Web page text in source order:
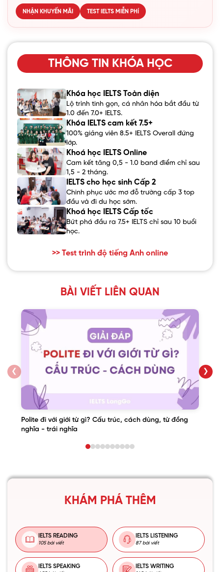
NHẬN KHUYẾN MÃI TEST IELTS MIỄN PHÍ
THÔNG TIN KHÓA HỌC
Khóa học IELTS Toàn diện
Lộ trình tinh gọn, cá nhân hóa bắt đầu từ
1.0 đến 7.0+ IELTS.
Khóa IELTS cam kết 7.5+
100% giảng viên 8.5+ IELTS Overall đứng
lớp.
Khoá học IELTS Online
Cam kết tăng 0,5 - 1.0 band điểm chỉ sau
1,5 - 2 tháng.
IELTS cho học sinh Cấp 2
Chinh phục ước mơ đỗ trường cấp 3 top
đầu và đi du học sớm.
Khoá học IELTS Cấp tốc
Bứt phá đầu ra 7.5+ IELTS chỉ sau 10 buổi
học.
>> Test trình độ tiếng Anh online
BÀI VIẾT LIÊN QUAN
❮
Polite đi với giới từ gì? Cấu trúc, cách dùng, từ đồng
nghĩa - trái nghĩa
❯
KHÁM PHÁ THÊM
IELTS READING
105 bài viết
IELTS LISTENING
87 bài viết
IELTS SPEAKING IELTS WRITING